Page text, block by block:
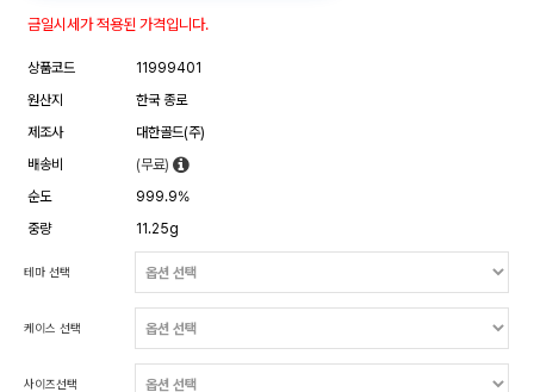
금일시세가 적용된 가격입니다.
상품코드
11999401
원산지
한국 종로
제조사
대한골드(주)
배송비
(무료)
순도
999.9%
중량
11.25g
테마 선택
케이스 선택
사이즈선택